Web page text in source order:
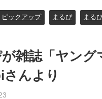
12/15/2023
ピックアップ まるぴ まる
が雑誌「ヤン
んより